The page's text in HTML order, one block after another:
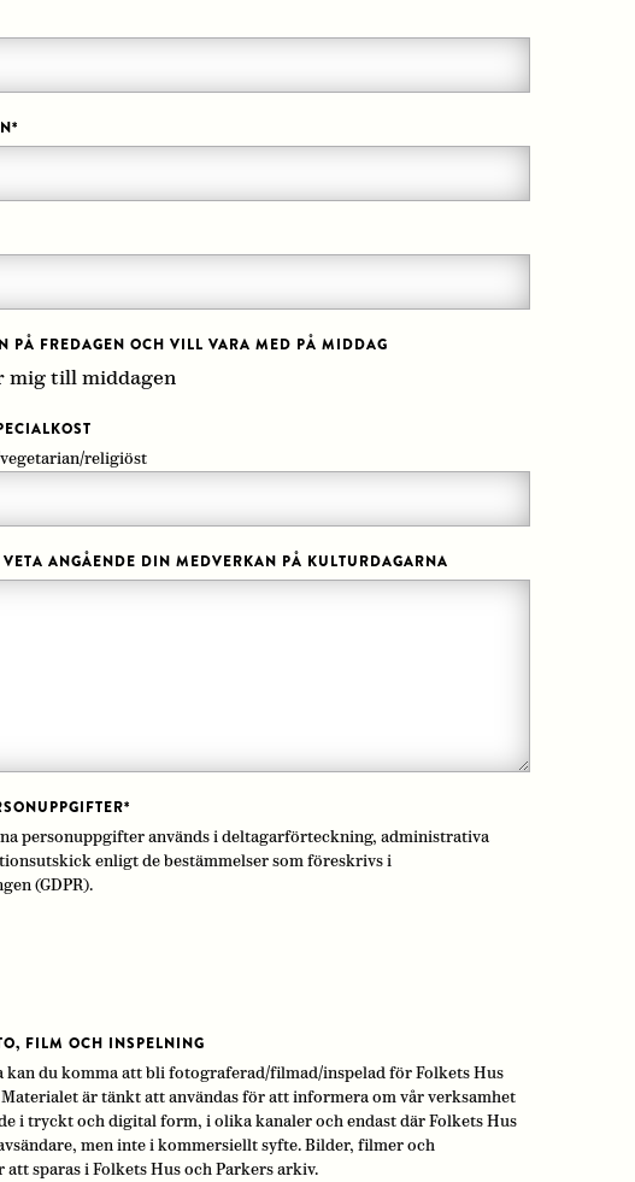
*
PÅ FREDAGEN OCH VILL VARA MED PÅ MIDDAG
mig till middagen
religiöst
ANGÅENDE DIN MEDVERKAN PÅ KULTURDAGARNA
*
personuppgifter används i deltagarförteckning, administrativa
enligt de bestämmelser som föreskrivs i
(GDPR).
FILM OCH INSPELNING
kan du komma att bli fotograferad/filmad/inspelad för Folkets Hus
är tänkt att användas för att informera om vår verksamhet
i tryckt och digital form, i olika kanaler och endast där Folkets Hus
men inte i kommersiellt syfte. Bilder, filmer och
sparas i Folkets Hus och Parkers arkiv.